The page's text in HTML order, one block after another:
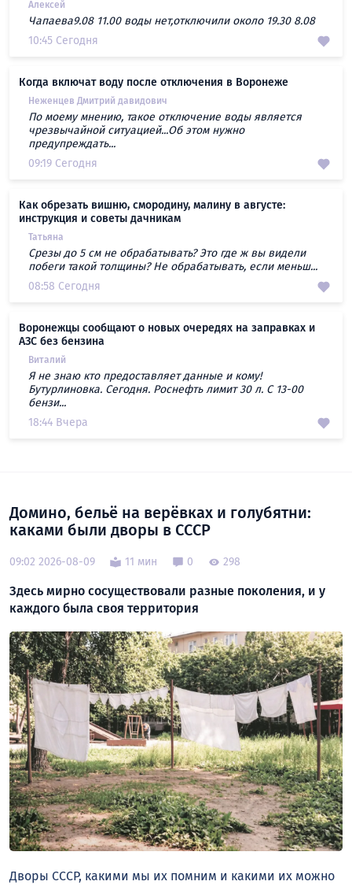
Алексей
Чапаева9.08 11.00 воды нет,отключили около 19.30 8.08
10:45 Сегодня
Когда включат воду после отключения в Воронеже
Неженцев Дмитрий давидович
По моему мнению, такое отключение воды является
чрезвычайной ситуацией...Об этом нужно
предупреждать...
09:19 Сегодня
Как обрезать вишню, смородину, малину в августе:
инструкция и советы дачникам
Татьяна
Срезы до 5 см не обрабатывать? Это где ж вы видели
побеги такой толщины? Не обрабатывать, если меньш...
08:58 Сегодня
Воронежцы сообщают о новых очередях на заправках и
АЗС без бензина
Виталий
Я не знаю кто предоставляет данные и кому!
Бутурлиновка. Сегодня. Роснефть лимит 30 л. С 13-00
бензи...
18:44 Вчера
Домино, бельё на верёвках и голубятни:
каками были дворы в СССР
09:02 2026-08-09 11 мин 0 298
Здесь мирно сосуществовали разные поколения, и у
каждого была своя территория
Дворы СССР, какими мы их помним и какими их можно